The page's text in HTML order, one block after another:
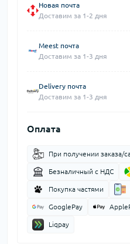
Новая почта
Доставим за 1-2 дня
Meest почта
Доставим за 1-3 дня
Delivery почта
Доставим за 1-3 дня
Оплата
При получении заказа/
Безналичный с НДС
Покупка частями
GooglePay
Liqpay